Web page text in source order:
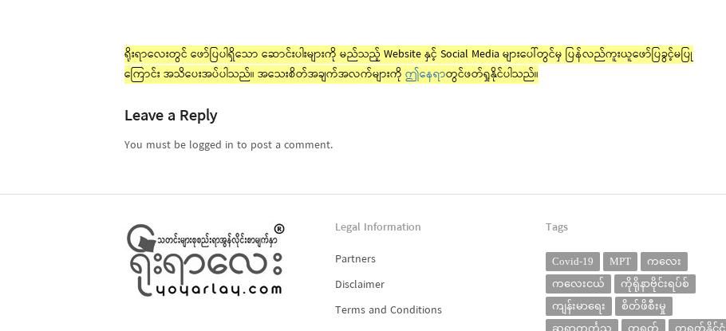
ရိုးရာလေးတွင် ဖော်ပြပါရှိသော ဆောင်းပါးများကို မည်သည့် Website နှင့် Social Media များပေါ်တွင်မှ ပြန်လည်ကူးယူဖော်ပြခွင့်မပြု
ကြောင်း အသိပေးအပ်ပါသည်။ အသေးစိတ်အချက်အလက်များကို ဤနေရာတွင်ဖတ်ရှုနိုင်ပါသည်။
Leave a Reply
You must be logged in to post a comment.
Legal Information
Partners
Disclaimer
Terms and Conditions
Tags
Covid-19 MPT
ကလေး
ကလေးငယ်
ကိုရိုနာဗိုင်းရပ်စ်
ကျန်းမာရေး
စိတ်ဖိစီးမှု
ဆရာကင်္ကသူ
တရုတ် တရုတ်နိုင်ငံ